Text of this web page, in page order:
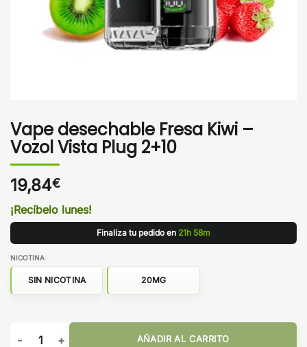
Vape desechable Fresa Kiwi –
Vozol Vista Plug 2+10
19,84€
¡Recíbelo lunes!
Finaliza tu pedido en 21h 58m
NICOTINA
SIN NICOTINA 20MG
Vape desechable Fresa Kiwi - Vozol Vista Plug 2+10 cantidad
AÑADIR AL CARRITO